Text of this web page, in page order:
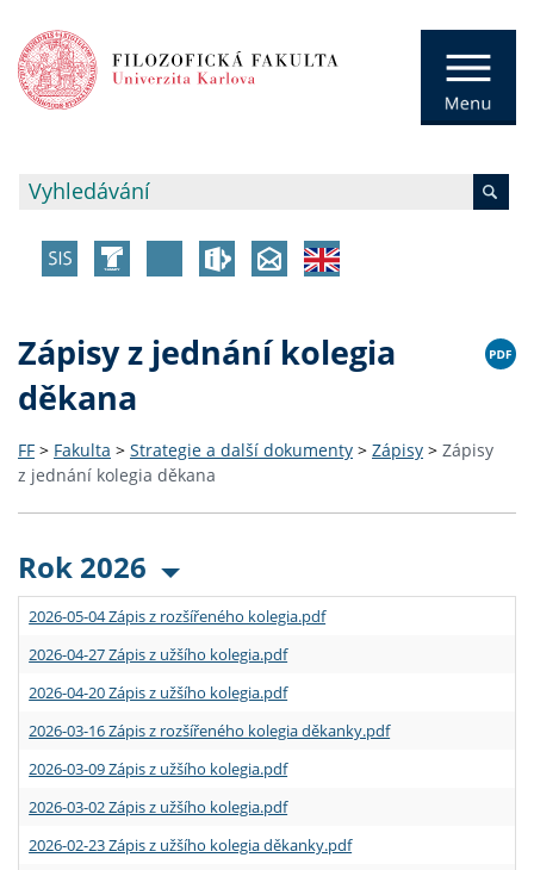
Zápisy z jednání kolegia
děkana
FF > Fakulta > Strategie a další dokumenty > Zápisy > Zápisy
z jednání kolegia děkana
Rok 2026
2026-05-04 Zápis z rozšířeného kolegia.pdf
2026-04-27 Zápis z užšího kolegia.pdf
2026-04-20 Zápis z užšího kolegia.pdf
2026-03-16 Zápis z rozšířeného kolegia děkanky.pdf
2026-03-09 Zápis z užšího kolegia.pdf
2026-03-02 Zápis z užšího kolegia.pdf
2026-02-23 Zápis z užšího kolegia děkanky.pdf